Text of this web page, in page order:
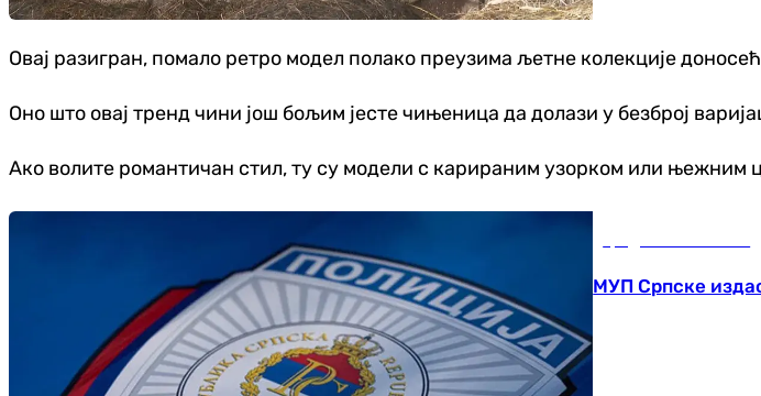
Овај разигран, помало ретро модел полако преузима љетне колекције
Оно што овај тренд чини још бољим јесте чињеница да долази у безброј
Ако волите романтичан стил, ту су модели с карираним узорком или њежним
МУП Српске